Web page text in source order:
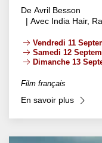
De Avril Besson
| Avec India Hair,
Vendredi 11
Samedi 12
Dimanche 13
Film français
En savoir plus